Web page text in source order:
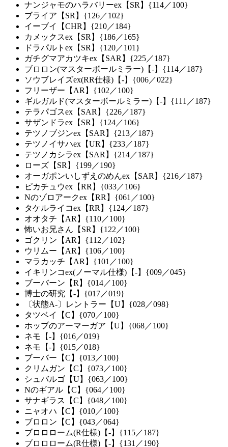
ナンジャモのハラバリーex【SR】{114／100}
ブライア【SR】{126／102}
イーブイ【CHR】{210／184}
カメックスex【SR】{186／165}
ドラパルトex【SR】{120／101}
ガチグマアカツキex【SAR】{225／187}
ブロロン(マスターボールミラー)【-】{114／187}
ソウブレイズex(RR仕様)【-】{006／022}
フリーザー【AR】{102／100}
ギルガルド(マスターボールミラー)【-】{111／187}
テラパゴスex【SAR】{226／187}
サザンドラex【SR】{124／106}
テツノブジンex【SAR】{213／187}
テツノイサハex【UR】{233／187}
テツノカシラex【SAR】{214／187}
ローズ【SR】{199／190}
オーガポンいしずえのめんex【SAR】{216／187}
ピカチュウex【RR】{033／106}
Nのゾロアークex【RR】{061／100}
タケルライコex【RR】{124／187}
オオタチ【AR】{110／100}
怖いお兄さん【SR】{122／100}
ゴクリン【AR】{112／102}
ウリムー【AR】{106／100}
マラカッチ【AR】{101／100}
イキリンコex(ノーマル仕様)【-】{009／045}
ブーバーン【R】{014／100}
博士の研究【-】{017／019}
〔状態A-〕レントラー【U】{028／098}
タツベイ【C】{070／100}
ホップのアーマーガア【U】{068／100}
ネモ【-】{016／019}
ネモ【-】{015／018}
ブーバー【C】{013／100}
クリムガン【C】{073／100}
シュバルゴ【U】{063／100}
Nのギアル【C】{064／100}
サナギラス【C】{048／100}
ニャオハ【C】{010／100}
ブロロン【C】{043／064}
ブロロローム(R仕様)【-】{115／187}
ブロロローム(R仕様)【-】{131／190}